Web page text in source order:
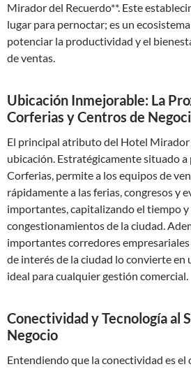
Mirador del Recuerdo**. Este
lugar para pernoctar; es un
potenciar la productividad y el
de ventas.
Ubicación Inmejorable: La
Corferias y Centros de
El principal atributo del Hotel Mirador
ubicación. Estratégicamente situado
Corferias, permite a los equipos de
rápidamente a las ferias, congresos y
importantes, capitalizando el tiempo
congestionamientos de la ciudad.
importantes corredores
de interés de la ciudad lo convierte
ideal para cualquier gestión comercial.
Conectividad y Tecnología al
Negocio
Entendiendo que la conectividad es el